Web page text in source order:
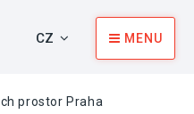
CZ MENU
prostor Praha